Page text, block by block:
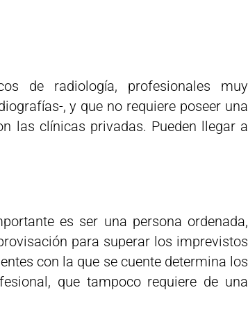
de radiología, profesionales muy
, y que no requiere poseer una
las clínicas privadas. Pueden llegar a
es ser una persona ordenada,
para superar los imprevistos
con la que se cuente determina los
que tampoco requiere de una